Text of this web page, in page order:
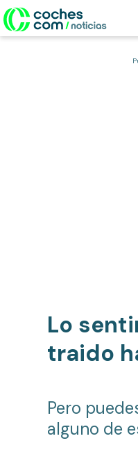
Lo
traido
Pero
alguno de